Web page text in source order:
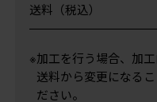
送料（税込）
※加工を行う場合、加
送料から変更になる
ださい。